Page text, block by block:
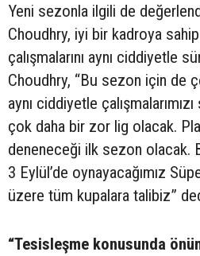
Yeni sezonla ilgili de
Choudhry, iyi bir kadroya
çalışmalarını aynı ciddiyetle
Choudhry, “Bu sezon için de
aynı ciddiyetle
çok daha bir zor lig olacak.
deneneceği ilk sezon olacak.
3 Eylül’de oynayacağımız
üzere tüm kupalara talibiz”
“Tesisleşme konusunda